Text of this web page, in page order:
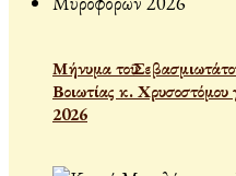
Μήνυμα τοῦ
Βοιωτίας κ.
2026